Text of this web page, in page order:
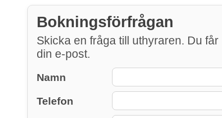
Bokningsförfrågan
Skicka en fråga till uthyraren. Du får
din e-post.
Namn
Telefon